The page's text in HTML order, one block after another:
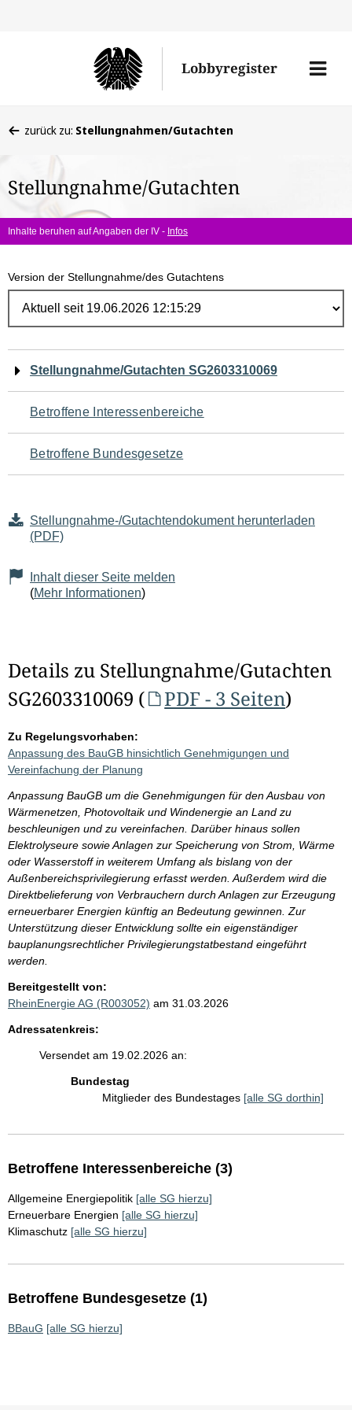
Lobbyregister
Menü
befinden
hier:
zurück zu: Stellungnahmen/Gutachten
Stellungnahme/Gutachten
Inhalte beruhen auf Angaben der IV - Infos
Version der Stellungnahme/des Gutachtens
Navigation
für
den
Seiteninhalt
Stellungnahme/Gutachten SG2603310069
Betroffene Interessenbereiche
Betroffene Bundesgesetze
Stellungnahme-/Gutachtendokument herunterladen
(PDF)
Inhalt dieser Seite melden
(Mehr Informationen)
Details zu Stellungnahme/Gutachten
SG2603310069 (
PDF - 3 Seiten)
Zu Regelungsvorhaben:
Anpassung des BauGB hinsichtlich Genehmigungen und
Vereinfachung der Planung
Anpassung BauGB um die Genehmigungen für den Ausbau von
Wärmenetzen, Photovoltaik und Windenergie an Land zu
beschleunigen und zu vereinfachen. Darüber hinaus sollen
Elektrolyseure sowie Anlagen zur Speicherung von Strom, Wärme
oder Wasserstoff in weiterem Umfang als bislang von der
Außenbereichsprivilegierung erfasst werden. Außerdem wird die
Direktbelieferung von Verbrauchern durch Anlagen zur Erzeugung
erneuerbarer Energien künftig an Bedeutung gewinnen. Zur
Unterstützung dieser Entwicklung sollte ein eigenständiger
bauplanungsrechtlicher Privilegierungstatbestand eingeführt
werden.
Bereitgestellt von:
RheinEnergie AG (R003052) am 31.03.2026
Adressatenkreis:
Versendet am 19.02.2026 an:
Bundestag
Mitglieder des Bundestages [alle SG dorthin]
Betroffene Interessenbereiche (3)
Allgemeine Energiepolitik [alle SG hierzu]
Erneuerbare Energien [alle SG hierzu]
Klimaschutz [alle SG hierzu]
Betroffene Bundesgesetze (1)
BBauG [alle SG hierzu]